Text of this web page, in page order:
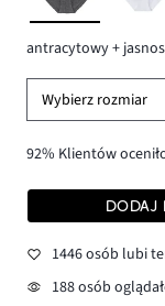
antracytowy +
Wybierz rozmiar
92% Klientów
DODAJ
1446 osób lubi
188 osób